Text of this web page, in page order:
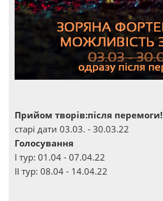
Прийом творів:після перемоги!
старі дати 03.03. - 30.03.22
Голосування
І тур: 01.04 - 07.04.22
ІІ тур: 08.04 - 14.04.22